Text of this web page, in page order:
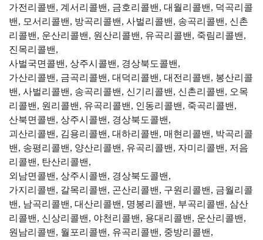
가전리콜밴, 계서리콜밴, 금호리콜밴, 대월리콜밴, 덕곡리콜
밴, 모서리콜밴, 방곡리콜밴, 사벌리콜밴, 송곡리콜밴, 신촌
리콜밴, 운산리콜밴, 원산리콜밴, 유곡리콜밴, 죽림리콜밴,
진목리콜밴,
사벌국면콜밴, 상주시콜밴, 경상북도콜밴,
가산리콜밴, 금곡리콜밴, 대덕리콜밴, 대전리콜밴, 봉산리콜
밴, 사벌리콜밴, 송곡리콜밴, 신기리콜밴, 신촌리콜밴, 오목
리콜밴, 원리콜밴, 유곡리콜밴, 인동리콜밴, 죽곡리콜밴,
산북면콜밴, 상주시콜밴, 경상북도콜밴,
괴산리콜밴, 김용리콜밴, 대하리콜밴, 매현리콜밴, 박곡리콜
밴, 송평리콜밴, 양산리콜밴, 유곡리콜밴, 자미리콜밴, 저음
리콜밴, 탄산리콜밴,
외남면콜밴, 상주시콜밴, 경상북도콜밴,
가지리콜밴, 갈목리콜밴, 곤산리콜밴, 구원리콜밴, 금월리콜
밴, 남곡리콜밴, 대산리콜밴, 명봉리콜밴, 부곡리콜밴, 삼산
리콜밴, 신상리콜밴, 야천리콜밴, 용대리콜밴, 운산리콜밴,
원남리콜밴, 월포리콜밴, 유곡리콜밴, 중방리콜밴,